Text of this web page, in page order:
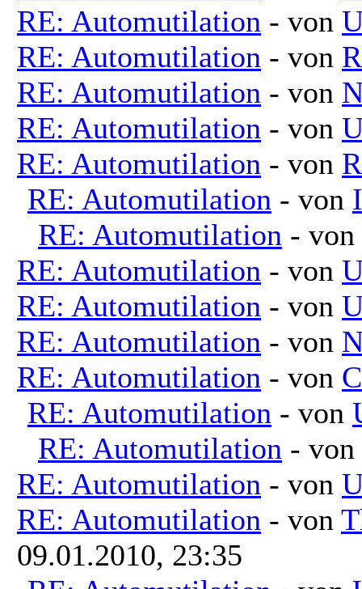
RE: Automutilation - von
RE: Automutilation - von
RE: Automutilation - von
RE: Automutilation - von
RE: Automutilation - von
RE: Automutilation - von
RE: Automutilation - von
RE: Automutilation - von
RE: Automutilation - von
RE: Automutilation - von
RE: Automutilation - von
RE: Automutilation - von
RE: Automutilation - von
RE: Automutilation - von
RE: Automutilation - von
09.01.2010, 23:35